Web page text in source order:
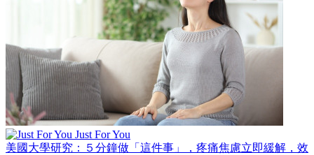
Just For You
美國大學研究：５分鐘做「這件事」，疼痛焦慮立即緩解，效